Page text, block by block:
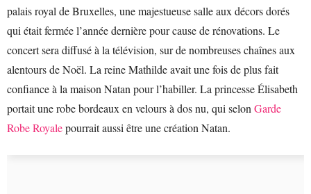
palais royal de Bruxelles, une majestueuse salle aux décors dorés
qui était fermée l’année dernière pour cause de rénovations. Le
concert sera diffusé à la télévision, sur de nombreuses chaînes aux
alentours de Noël. La reine Mathilde avait une fois de plus fait
confiance à la maison Natan pour l’habiller. La princesse Élisabeth
portait une robe bordeaux en velours à dos nu, qui selonGarde
Robe Royalepourrait aussi être une création Natan.